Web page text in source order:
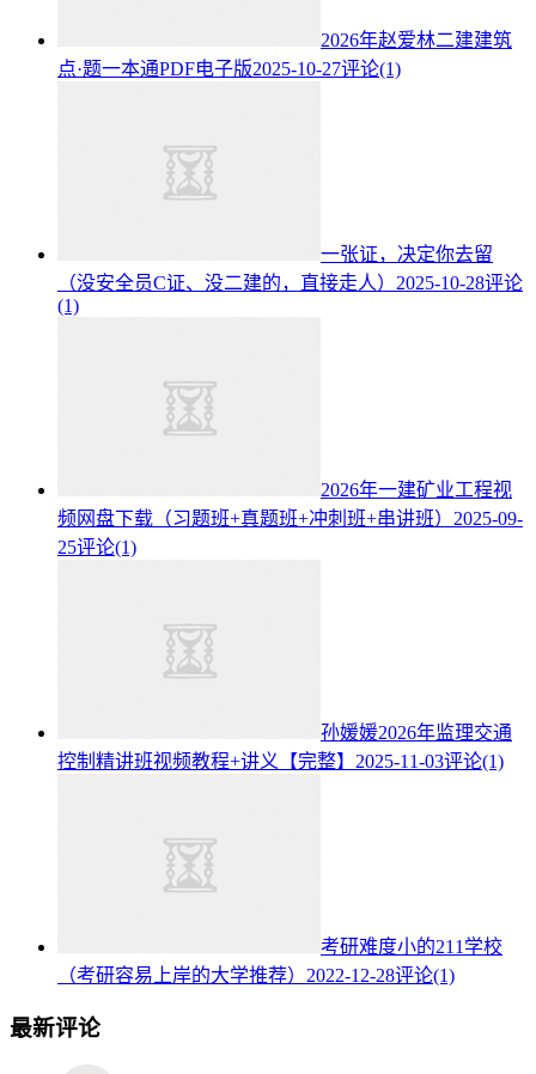
2026年赵爱林二建建筑
点·题一本通PDF电子版2025-10-27评论(1)
一张证，决定你去留
（没安全员C证、没二建的，直接走人） 2025-10-28评论
(1)
2026年一建矿业工程视
频网盘下载（习题班+真题班+冲刺班+串讲班） 2025-09-
25评论(1)
孙媛媛2026年监理交通
控制精讲班视频教程+讲义【完整】 2025-11-03评论(1)
考研难度小的211学校
（考研容易上岸的大学推荐） 2022-12-28评论(1)
最新评论